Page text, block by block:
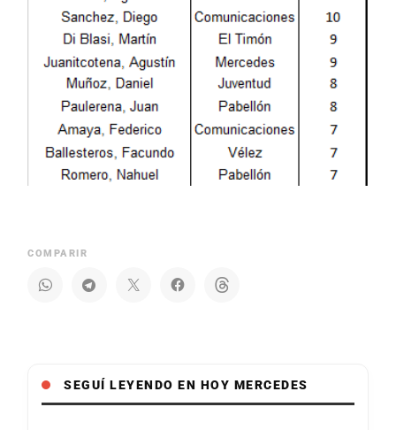
COMPARIR
SEGUÍ LEYENDO EN HOY MERCEDES